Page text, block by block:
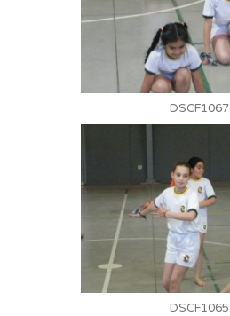
DSCF1067
DSCF1065